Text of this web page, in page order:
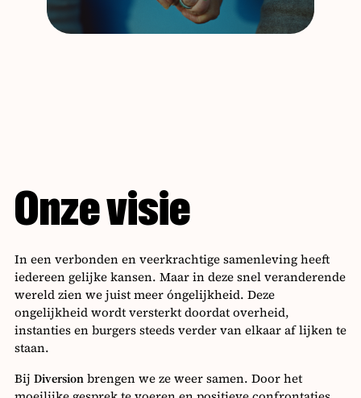
Onze visie
In een verbonden en veerkrachtige samenleving heeft
iedereen gelijke kansen. Maar in deze snel veranderende
wereld zien we juist meer óngelijkheid. Deze
ongelijkheid wordt versterkt doordat overheid,
instanties en burgers steeds verder van elkaar af lijken te
staan.
Bij Diversionbrengen we ze weer samen. Door het